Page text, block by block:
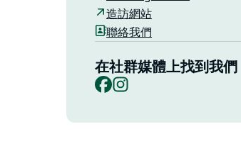
造訪網站
聯絡我們
在社群媒體上找到我們
Facebook